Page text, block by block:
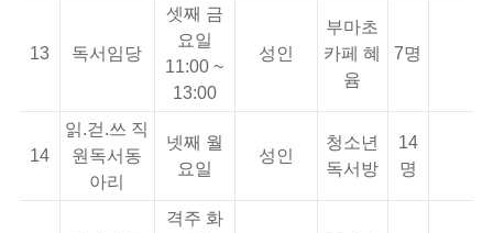
13 독서임당
셋째 금
요일
11:00 ~
13:00
성인
부마초
카페 혜
윰
7명
14
읽.걷.쓰 직
원독서동
아리
넷째 월
요일
성인
청소년
독서방
14
명
격주 화